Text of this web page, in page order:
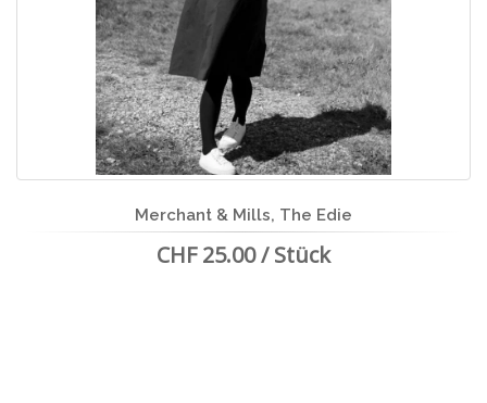
Merchant & Mills, The Edie
CHF 25.00 / Stück